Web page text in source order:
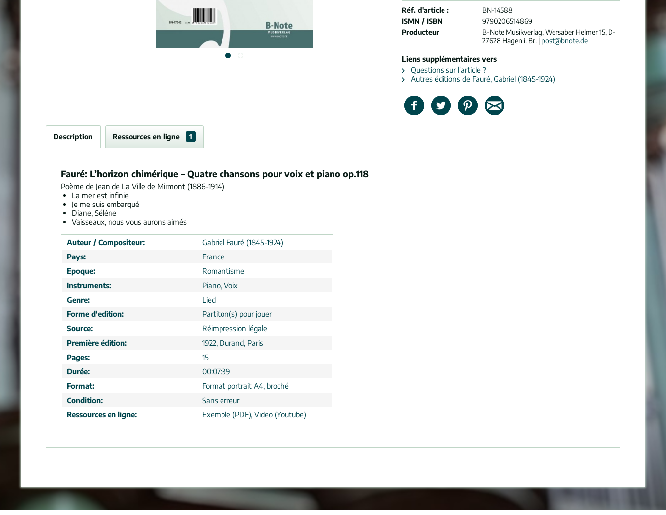
Réf. d'article :
BN-14588
ISMN / ISBN
9790206514869
Producteur
B-Note Musikverlag, Wersaber Helmer 15, D-
27628 Hagen i. Br. | post@bnote.de
Liens supplémentaires vers
Questions sur l'article ?
Autres éditions de Fauré, Gabriel (1845-1924)
Description Ressources en ligne 1
Fauré: L’horizon chimérique – Quatre chansons pour voix et piano op.118
Poème de Jean de La Ville de Mirmont (1886-1914)
La mer est infinie
Je me suis embarqué
Diane, Séléne
Vaisseaux, nous vous aurons aimés
Auteur / Compositeur:
Gabriel Fauré (1845-1924)
Pays:
France
Epoque:
Romantisme
Instruments:
Piano, Voix
Genre:
Lied
Forme d'edition:
Partiton(s) pour jouer
Source:
Réimpression légale
Première édition:
1922, Durand, Paris
Pages:
15
Durée:
00:07:39
Format:
Format portrait A4, broché
Condition:
Sans erreur
Ressources en ligne:
Exemple (PDF), Video (Youtube)